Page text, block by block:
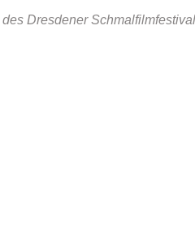
des Dresdener